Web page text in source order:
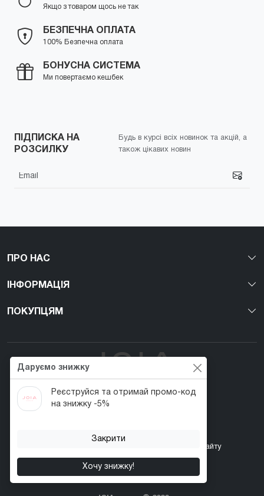
Якщо з товаром щось не так
БЕЗПЕЧНА ОПЛАТА
100% Безпечна оплата
БОНУСНА СИСТЕМА
Ми повертаємо кешбек
ПІДПИСКА НА
РОЗСИЛКУ
Будь в курсі всіх новинок та акцій, а
також цікавих новин
ПРО НАС
ІНФОРМАЦІЯ
ПОКУПЦЯМ
Перший веган nail-бренд в Україні!
Карта сайту
Даруємо знижку
Реєструйся та отримай промо-код
на знижку -5%
Закрити
Хочу знижку!